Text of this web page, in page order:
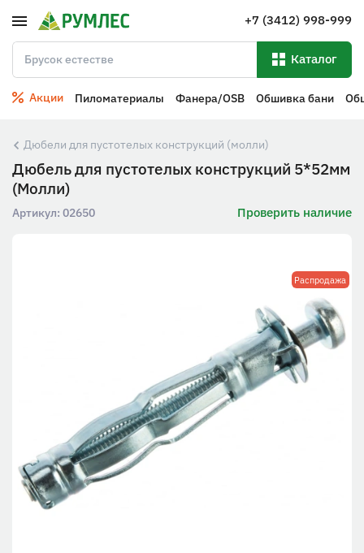
+7 (3412) 998-999
Каталог
Акции Пиломатериалы Фанера/OSB Обшивка бани
Дюбели для пустотелых конструкций (молли)
Дюбель для пустотелых конструкций 5*52мм
(Молли)
Артикул: 02650 Проверить наличие
Распродажа